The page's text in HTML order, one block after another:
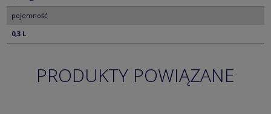
pojemność
0,3 L
PRODUKTY POWIĄZANE